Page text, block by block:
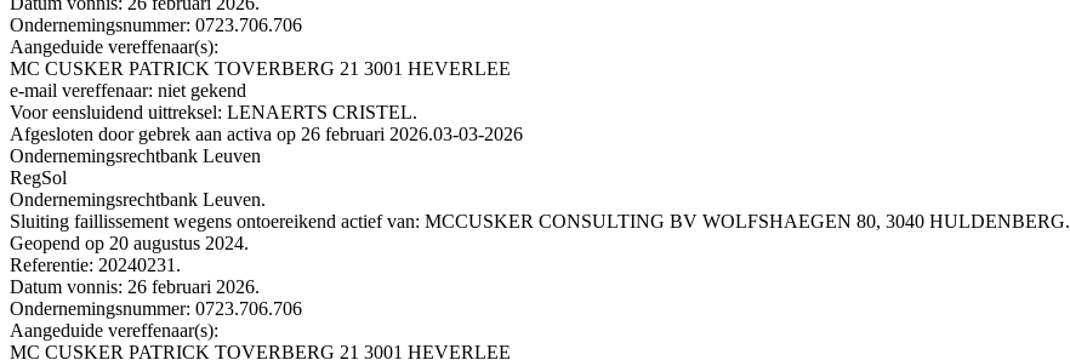
Ondernemingsnummer: 0723.706.706
Aangeduide vereffenaar(s):
MC CUSKER PATRICK TOVERBERG 21 3001 HEVERLEE
e-mail vereffenaar: niet gekend
Voor eensluidend uittreksel: LENAERTS CRISTEL.
Afgesloten door gebrek aan activa op 26 februari 2026.03-03-2026
Ondernemingsrechtbank Leuven
RegSol
Ondernemingsrechtbank Leuven.
Sluiting faillissement wegens ontoereikend actief van: MCCUSKER CONSULTING BV WOLFSHAEGEN 80, 3040 HULDENBERG.
Geopend op 20 augustus 2024.
Referentie: 20240231.
Datum vonnis: 26 februari 2026.
Ondernemingsnummer: 0723.706.706
Aangeduide vereffenaar(s):
MC CUSKER PATRICK TOVERBERG 21 3001 HEVERLEE